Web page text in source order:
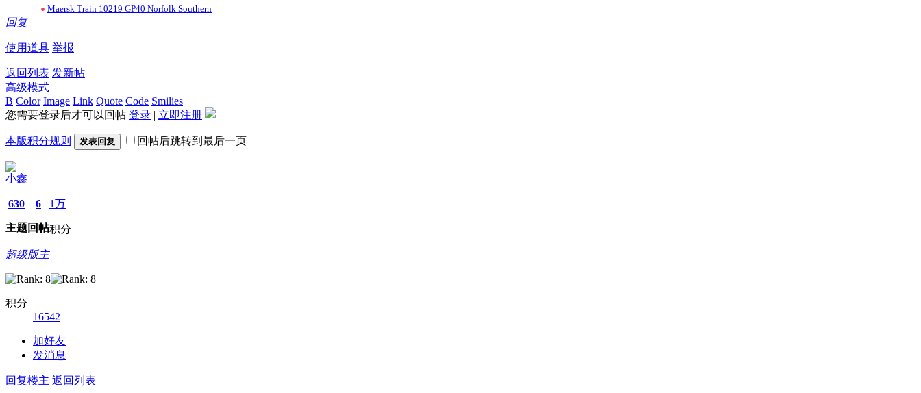
• Maersk Train 10219 GP40 Norfolk Southern
回复
使用道具 举报
返回列表 发新帖
高级模式
B Color Image Link Quote Code Smilies
您需要登录后才可以回帖 登录 | 立即注册
本版积分规则 发表回复 回帖后跳转到最后一页
小鑫
630
主题
6
回帖
1万
积分
超级版主
积分
16542
加好友
发消息
回复楼主 返回列表